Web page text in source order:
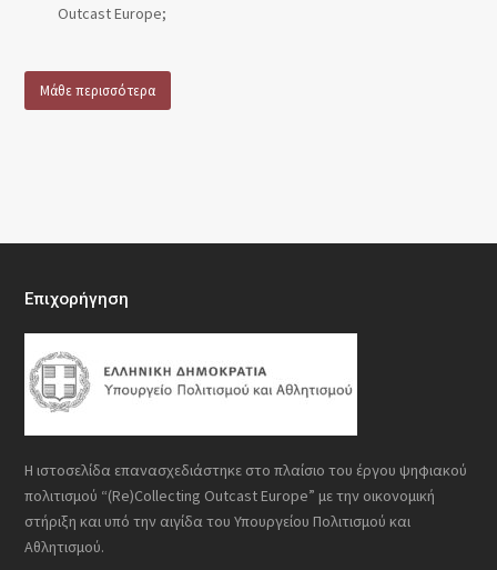
Outcast Europe;
Μάθε περισσότερα
Επιχορήγηση
Η ιστοσελίδα επανασχεδιάστηκε στο πλαίσιο του έργου ψηφιακού
πολιτισμού “(Re)Collecting Outcast Europe” με την οικονομική
στήριξη και υπό την αιγίδα του Υπουργείου Πολιτισμού και
Αθλητισμού.